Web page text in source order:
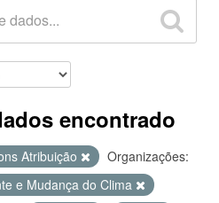
encontrado
Atribuição
Organizações:
e Mudança do Clima